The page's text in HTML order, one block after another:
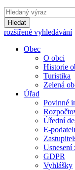
Hledat
rozšířené vyhledávání
Obec
O obci
Historie
Turistika
Zelená
Úřad
Povinné
Úřední
E-
Usnesení
GDPR
Vyhlášky